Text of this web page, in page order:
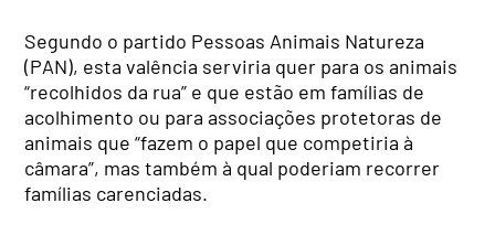
Segundo o partido Pessoas Animais Natureza
(PAN), esta valência serviria quer para os animais
“recolhidos da rua” e que estão em famílias de
acolhimento ou para associações protetoras de
animais que “fazem o papel que competiria à
câmara”, mas também à qual poderiam recorrer
famílias carenciadas.